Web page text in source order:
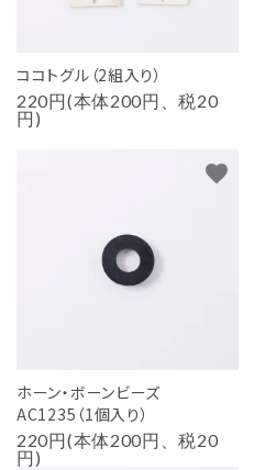
ココトグル（2組入り）
220円(本体200円、税20
円)
ホーン・ボーンビーズ
AC1235（1個入り）
220円(本体200円、税20
円)
favorite